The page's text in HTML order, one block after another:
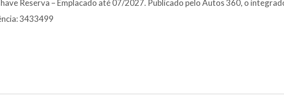
Reserva – Emplacado até 07/2027. Publicado pelo Autos 360, o
3433499